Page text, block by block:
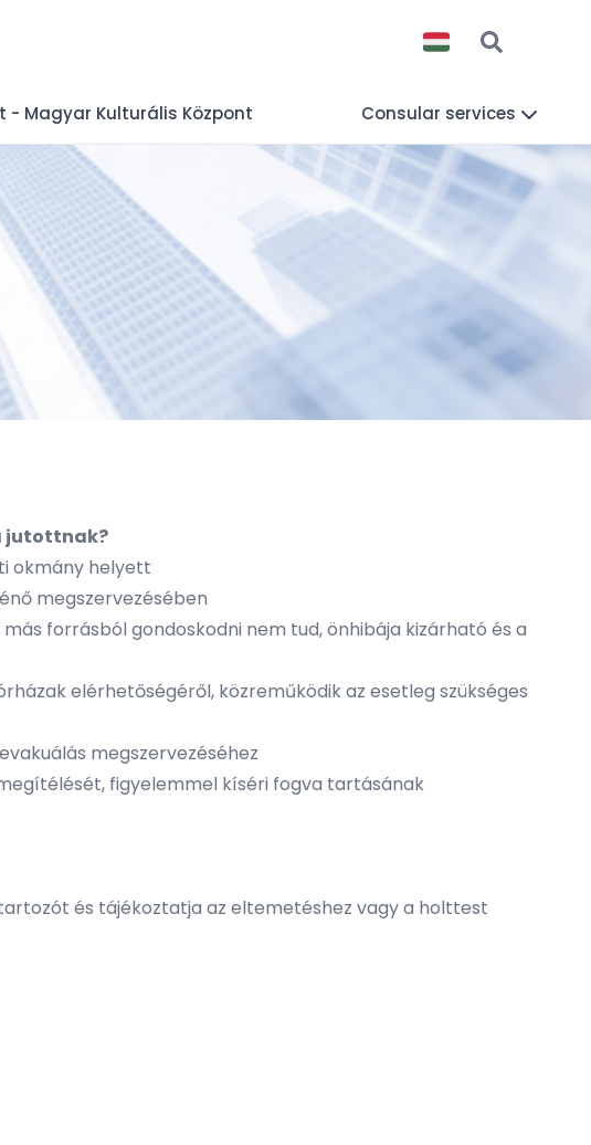
- Magyar Kulturális Központ Consular services
jutottnak?
okmány helyett
megszervezésében
forrásból gondoskodni nem tud, önhibája kizárható és a
elérhetőségéről, közreműködik az esetleg szükséges
megszervezéséhez
figyelemmel kíséri fogva tartásának
és tájékoztatja az eltemetéshez vagy a holttest